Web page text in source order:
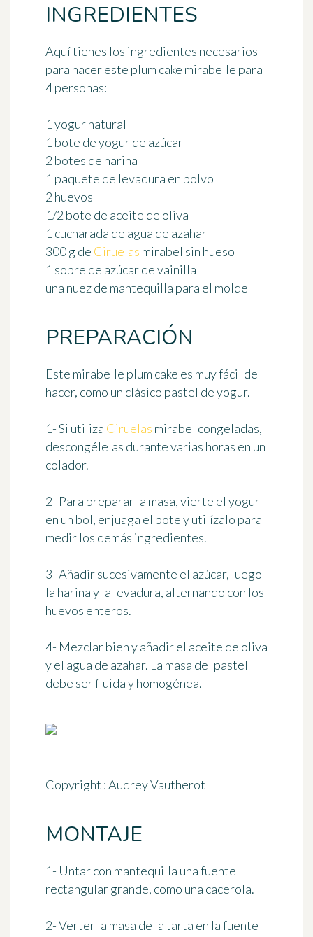
INGREDIENTES
Aquí tienes los ingredientes necesarios
para hacer este plum cake mirabelle para
4 personas:
1 yogur natural
1 bote de yogur de azúcar
2 botes de harina
1 paquete de levadura en polvo
2 huevos
1/2 bote de aceite de oliva
1 cucharada de agua de azahar
300 g de Ciruelas mirabel sin hueso
1 sobre de azúcar de vainilla
una nuez de mantequilla para el molde
PREPARACIÓN
Este mirabelle plum cake es muy fácil de
hacer, como un clásico pastel de yogur.
1- Si utiliza Ciruelas mirabel congeladas,
descongélelas durante varias horas en un
colador.
2- Para preparar la masa, vierte el yogur
en un bol, enjuaga el bote y utilízalo para
medir los demás ingredientes.
3- Añadir sucesivamente el azúcar, luego
la harina y la levadura, alternando con los
huevos enteros.
4- Mezclar bien y añadir el aceite de oliva
y el agua de azahar. La masa del pastel
debe ser fluida y homogénea.
Copyright : Audrey Vautherot
MONTAJE
1- Untar con mantequilla una fuente
rectangular grande, como una cacerola.
2- Verter la masa de la tarta en la fuente